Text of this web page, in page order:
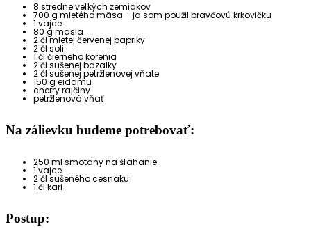
8 stredne veľkých zemiakov
700 g mletého mäsa – ja som použil bravčovú krkovičku
1 vajce
80 g masla
2 čl mletej červenej papriky
2 čl soli
1 čl čierneho korenia
2 čl sušenej bazalky
2 čl sušenej petržlenovej vňate
150 g eidamu
cherry rajčiny
petržlenová vňať
Na zálievku budeme potrebovať:
250 ml smotany na šľahanie
1 vajce
2 čl sušeného cesnaku
1 čl kari
Postup: